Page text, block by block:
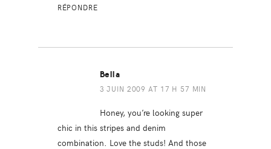
RÉPONDRE
Bella
3 JUIN 2009 AT 17 H 57 MIN
Honey, you’re looking super
chic in this stripes and denim
combination. Love the studs! And those